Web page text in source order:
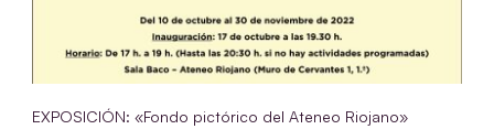
EXPOSICIÓN: «Fondo pictórico del Ateneo Riojano»